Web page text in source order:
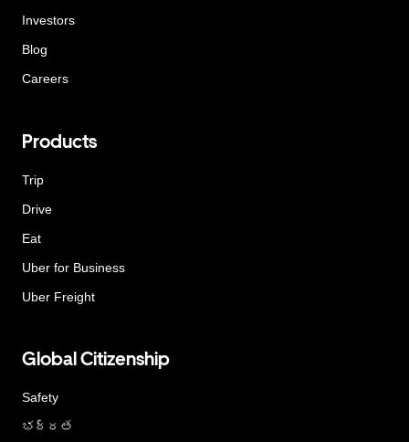
Investors
Blog
Careers
Products
Trip
Drive
Eat
Uber for Business
Uber Freight
Global Citizenship
Safety
భద్రత